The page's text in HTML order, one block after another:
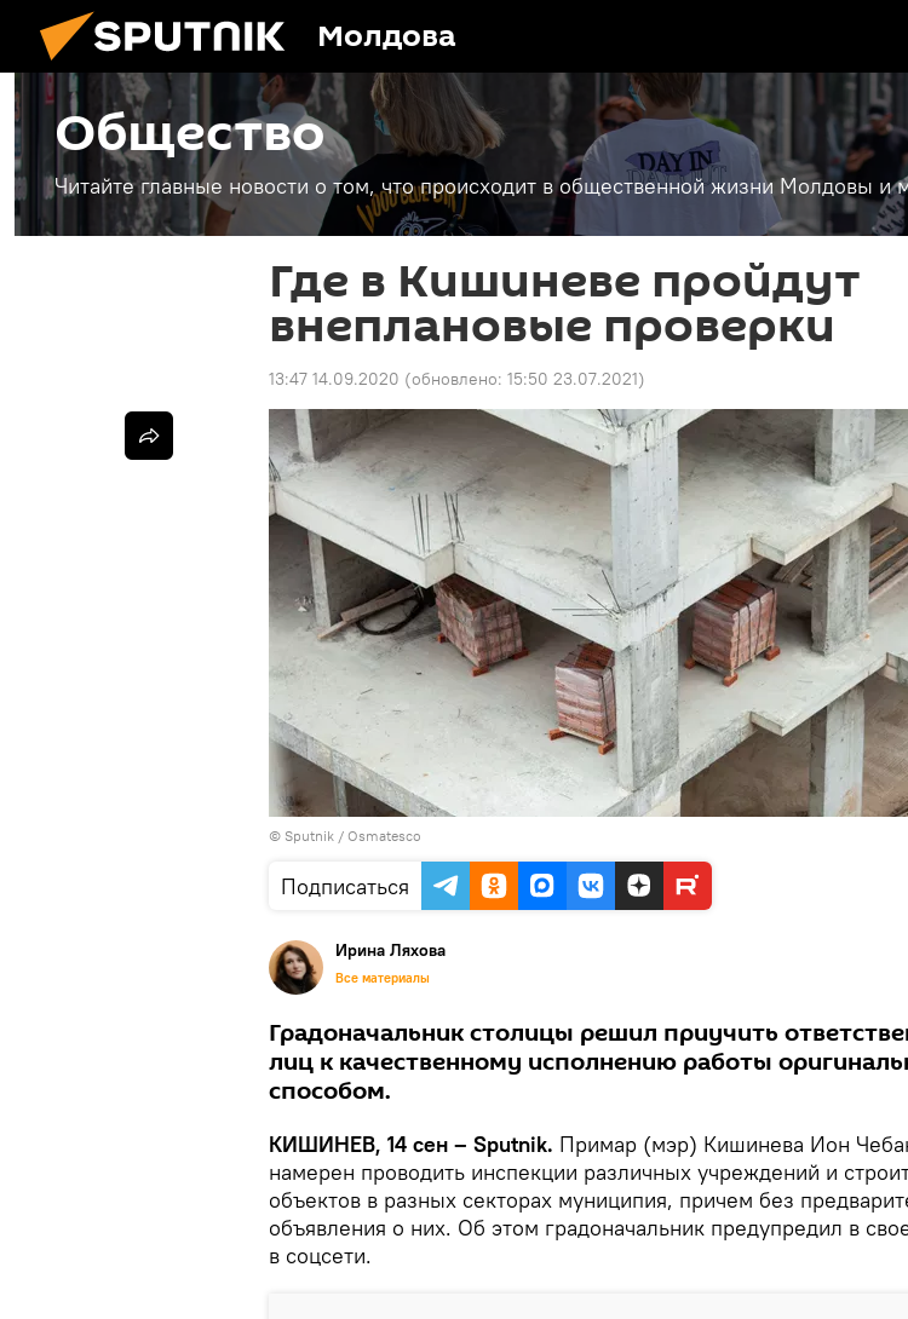
Молдова
Общество
Читайте главные новости о том, что происходит в общественной жизни Молдовы и
Где в Кишиневе пройдут
внеплановые проверки
13:47 14.09.2020 (обновлено: 15:50 23.07.2021)
© Sputnik / Osmatesco
Подписаться
Ирина Ляхова
Все материалы
Градоначальник столицы решил приучить
лиц к качественному исполнению работы
способом.
КИШИНЕВ, 14 сен – Sputnik. Примар (мэр) Кишинева Ион
намерен проводить инспекции различных учреждений и
объектов в разных секторах муниципия, причем без
объявления о них. Об этом градоначальник предупредил в
в соцсети.